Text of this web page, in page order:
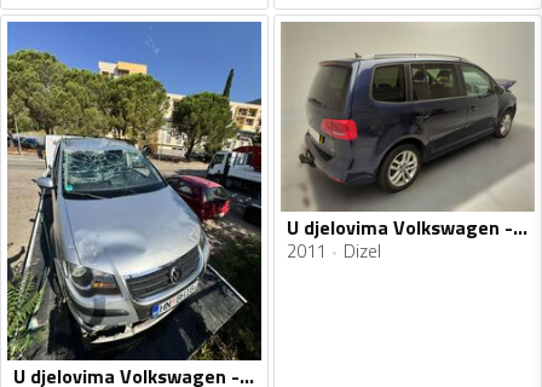
U djelovima Volkswagen - Touran 1.9 TDI
U djelovima Volkswagen - Touran
2011 Dizel